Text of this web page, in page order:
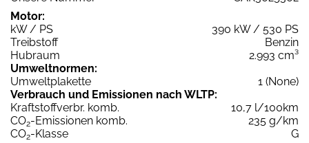
Motor:
kW / PS
390 kW / 530 PS
Treibstoff
Benzin
Hubraum
2.993 cm³
Umweltnormen:
Umweltplakette
1 (None)
Verbrauch und Emissionen nach WLTP:
Kraftstoffverbr. komb.
10,7 l/100km
CO2-Emissionen komb.
235 g/km
CO2-Klasse
G